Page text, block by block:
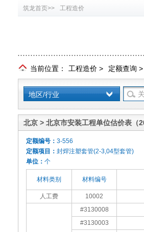
筑龙首页>> 工程造价
当前位置： 工程造价 > 定额查询 >
地区/行业
北京 > 北京市安装工程单位估价表（
定额编号： 3-556
定额项目： 封焊注塑套管(2-3,04型套管)
单位： 个
材料类别 材料编号
人工费 10002
#3130008
#3130003